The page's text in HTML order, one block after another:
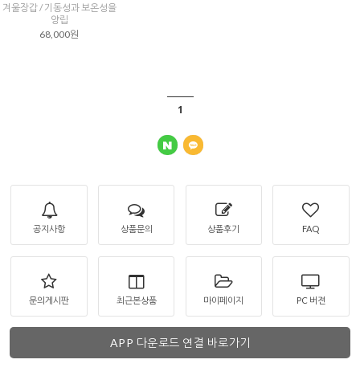
겨울장갑 / 기동성과 보온성을
양립
68,000원
1
공지사항 상품문의 상품후기 FAQ
문의게시판 최근본상품 마이페이지 PC 버젼
APP 다운로드 연결 바로가기